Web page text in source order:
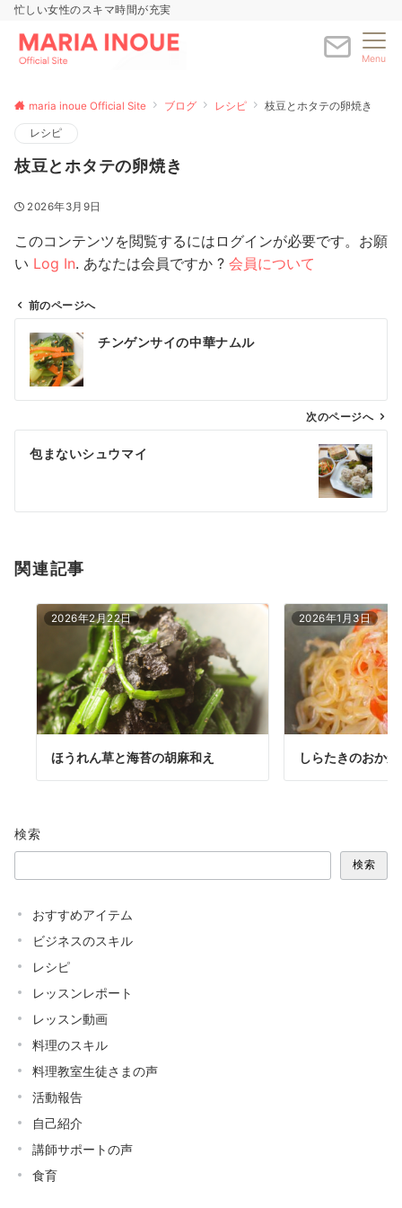
忙しい女性のスキマ時間が充実
Menu
maria inoue Official Site ブログ レシピ 枝豆とホタテの卵焼き
レシピ
枝豆とホタテの卵焼き
2026年3月9日
このコンテンツを閲覧するにはログインが必要です。お願
い Log In. あなたは会員ですか ? 会員について
ン
前のページへ
チンゲンサイの中華ナムル
次のページへ
包まないシュウマイ
関連記事
2026年2月22日
ほうれん草と海苔の胡麻和え
2026年1月3日
しらたきのおか
検索
検索
おすすめアイテム
ビジネスのスキル
レシピ
レッスンレポート
レッスン動画
料理のスキル
料理教室生徒さまの声
活動報告
自己紹介
講師サポートの声
食育